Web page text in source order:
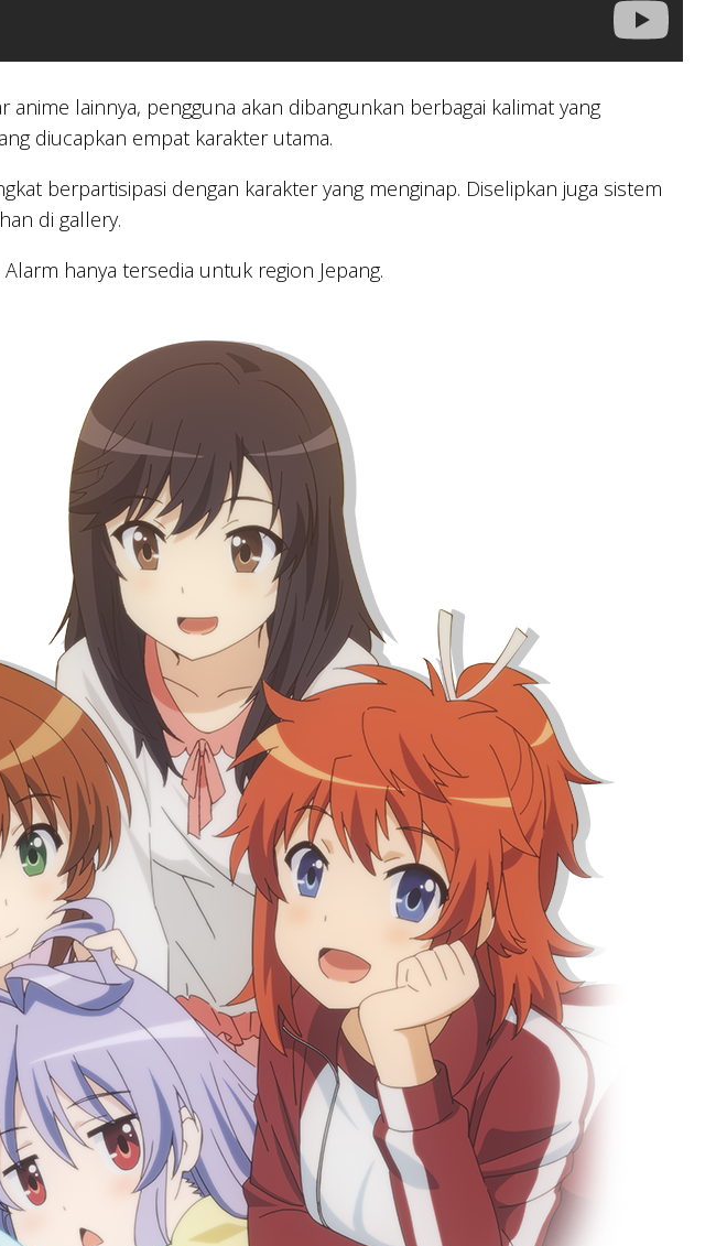
lainnya, pengguna akan dibangunkan berbagai kalimat yang
diucapkan empat karakter utama.
berpartisipasi dengan karakter yang menginap. Diselipkan juga sistem
di gallery.
hanya tersedia untuk region Jepang.